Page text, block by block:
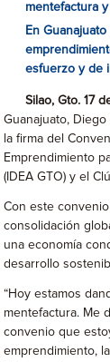
mentefactura
En
esfuerzo y de
Silao, Gto. 17
Guanajuato,
la firma del
Emprendimiento
(IDEA GTO) y el
Con este
consolidación
una economía
desarrollo
“Hoy estamos
mentefactura. Me
convenio que
emprendimiento,